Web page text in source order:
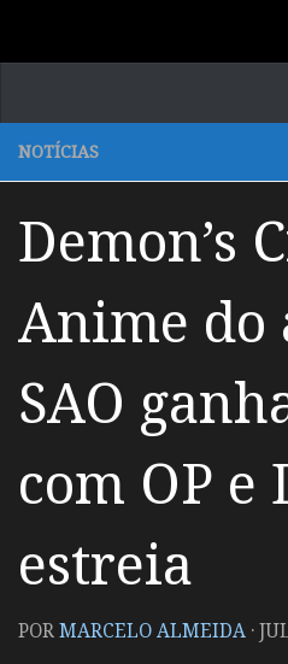
NOTÍCIAS
Demon’s
Anime do
SAO
com OP e
estreia
PORMARCELO ALMEIDA ·